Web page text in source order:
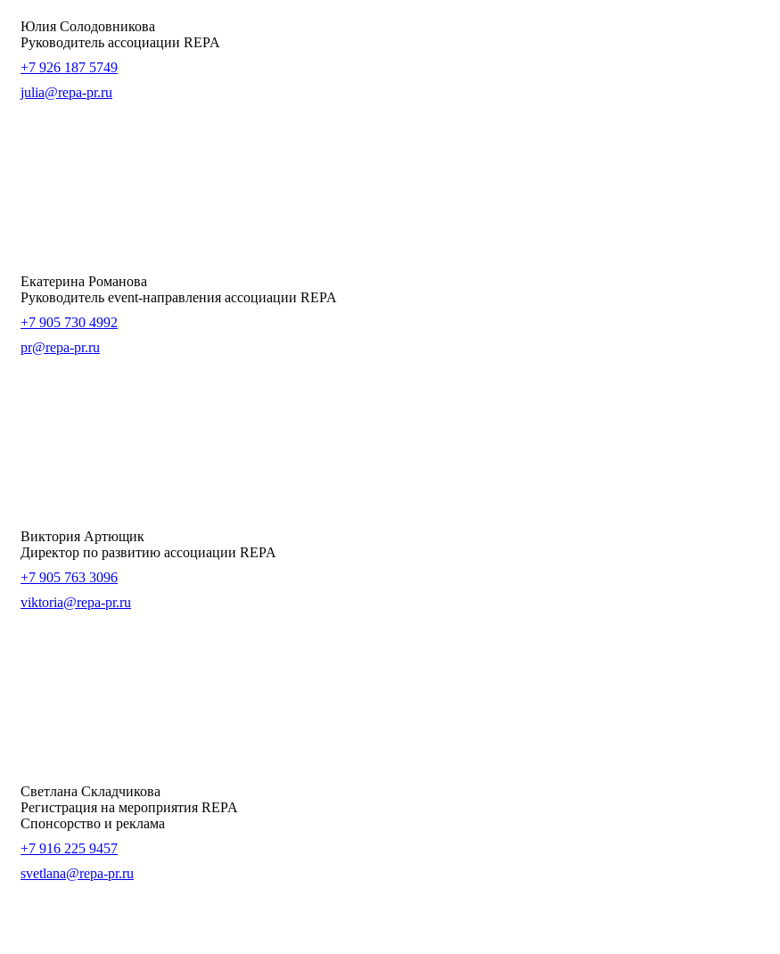
Юлия Солодовникова
Руководитель ассоциации REPA
+7 926 187 5749
julia@repa-pr.ru
Екатерина Романова
Руководитель event-направления ассоциации REPA
+7 905 730 4992
pr@repa-pr.ru
Виктория Артющик
Директор по развитию ассоциации REPA
+7 905 763 3096
viktoria@repa-pr.ru
Светлана Складчикова
Регистрация на мероприятия REPA
Спонсорство и реклама
+7 916 225 9457
svetlana@repa-pr.ru